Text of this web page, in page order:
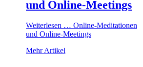
und Online-Meetings
Weiterlesen … Online-Meditationen
und Online-Meetings
Mehr Artikel